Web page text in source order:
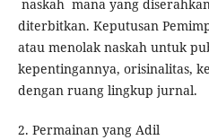
naskah mana yang
diterbitkan. Keputusan
atau menolak naskah untuk
kepentingannya, orisinalitas,
dengan ruang lingkup jurnal.
2. Permainan yang Adil